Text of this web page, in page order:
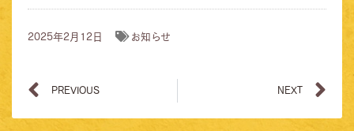
2025年2月12日 お知らせ
PREVIOUS NEXT